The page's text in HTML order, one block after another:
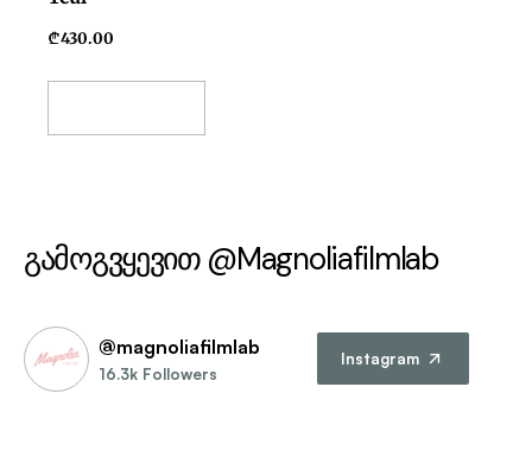
₾430.00
გამოგვყევით @Magnoliafilmlab
@magnoliafilmlab
16.3k Followers
Instagram